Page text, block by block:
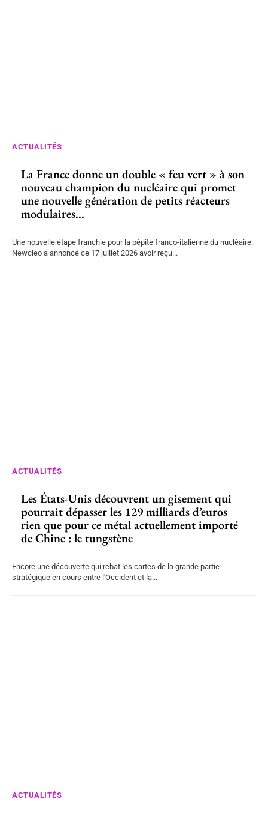
ACTUALITÉS
La France donne un double « feu vert » à son
nouveau champion du nucléaire qui promet
une nouvelle génération de petits réacteurs
modulaires...
Une nouvelle étape franchie pour la pépite franco-italienne du nucléaire.
Newcleo a annoncé ce 17 juillet 2026 avoir reçu...
ACTUALITÉS
Les États-Unis découvrent un gisement qui
pourrait dépasser les 129 milliards d’euros
rien que pour ce métal actuellement importé
de Chine : le tungstène
Encore une découverte qui rebat les cartes de la grande partie
stratégique en cours entre l'Occident et la...
ACTUALITÉS